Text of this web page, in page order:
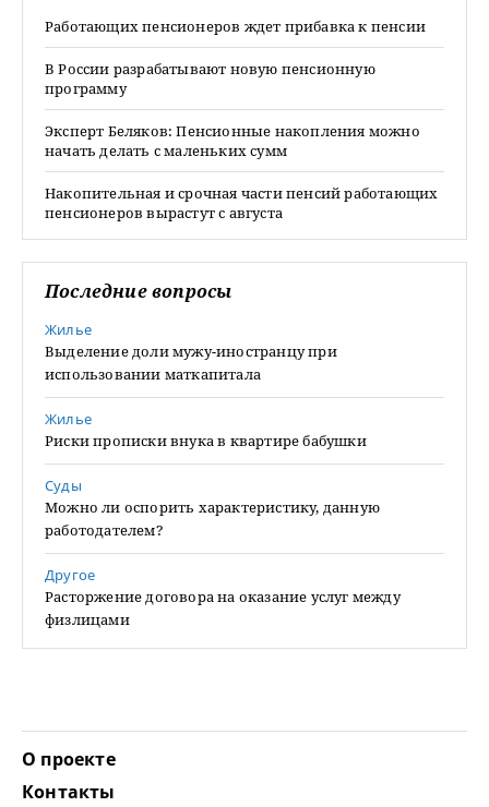
Работающих пенсионеров ждет прибавка к пенсии
В России разрабатывают новую пенсионную
программу
Эксперт Беляков: Пенсионные накопления можно
начать делать с маленьких сумм
Накопительная и срочная части пенсий работающих
пенсионеров вырастут с августа
Последние вопросы
Жилье
Выделение доли мужу-иностранцу при
использовании маткапитала
Жилье
Риски прописки внука в квартире бабушки
Суды
Можно ли оспорить характеристику, данную
работодателем?
Другое
Расторжение договора на оказание услуг между
физлицами
О проекте
Контакты